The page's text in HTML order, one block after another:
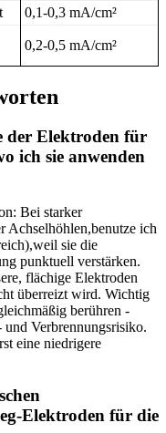
0,1-0,3 mA/cm²
0,2-0,5 mA/cm²
der⁢ Elektroden⁢ für
ich sie anwenden
Bei⁢ starker⁢
Achselhöhlen,benutze‌ ich
sie die⁢
punktuell verstärken.
⁤flächige Elektroden
überreizt wird. Wichtig
berühren -⁣
und Verbrennungsrisiko.⁢
eine niedrigere
Elektroden⁤ für die​